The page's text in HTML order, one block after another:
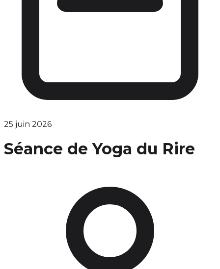
25 juin 2026
Séance de Yoga du Rire